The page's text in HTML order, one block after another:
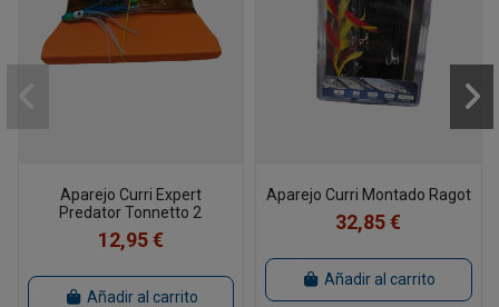
Aparejo Curri Expert
Predator Tonnetto 2
12,95 €
Añadir al carrito
Aparejo Curri Montado Ragot
32,85 €
Añadir al carrito